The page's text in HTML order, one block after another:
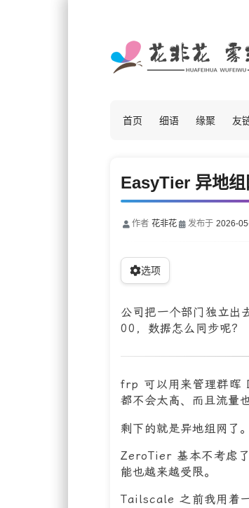
首页 细语 缘聚 友
EasyTier 异地组
作者 花非花 发布于 2026-
选项
公司把一个部门独立出
00，数据怎么同步呢？
frp 可以用来管理群晖
都不会太高、而且流量
剩下的就是异地组网了。
ZeroTier 基本不考虑
能也越来越受限。
Tailscale 之前我用着